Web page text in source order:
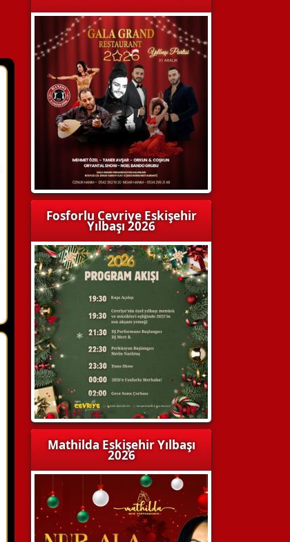
Fosforlu Cevriye Eskişehir
Yılbaşı 2026
Mathilda Eskişehir Yılbaşı
2026